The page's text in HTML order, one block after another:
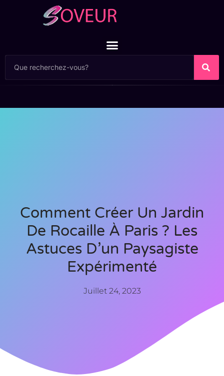
Comment Créer Un Jardin
De Rocaille À Paris ? Les
Astuces D’un Paysagiste
Expérimenté
Juillet 24, 2023